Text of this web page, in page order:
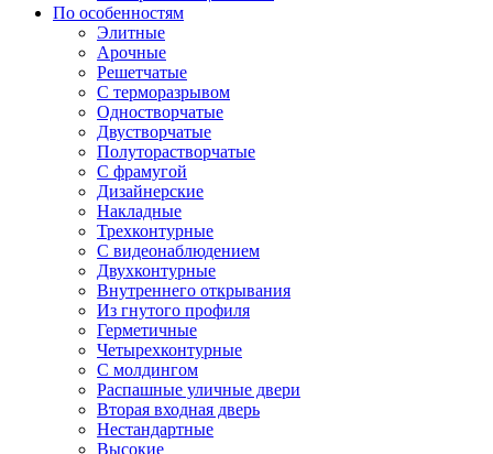
По особенностям
Элитные
Арочные
Решетчатые
С терморазрывом
Одностворчатые
Двустворчатые
Полуторастворчатые
С фрамугой
Дизайнерские
Накладные
Трехконтурные
С видеонаблюдением
Двухконтурные
Внутреннего открывания
Из гнутого профиля
Герметичные
Четырехконтурные
С молдингом
Распашные уличные двери
Вторая входная дверь
Нестандартные
Высокие